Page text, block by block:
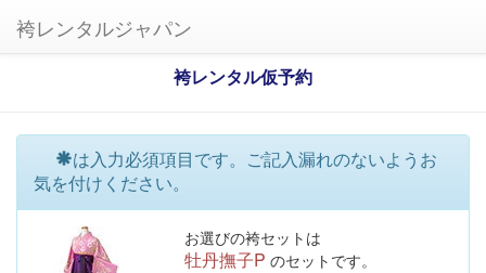
袴レンタルジャパン
袴レンタル仮予約
は入力必須項目です。ご記入漏れのないようお
気を付けください。
お選びの袴セットは
牡丹撫子P のセットです。